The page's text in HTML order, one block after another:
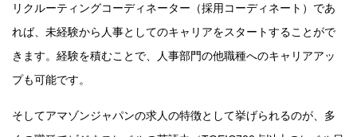
リクルーティングコーディネーター（採用コーディネート）であ
れば、未経験から人事としてのキャリアをスタートすることがで
きます。経験を積むことで、人事部門の他職種へのキャリアアッ
プも可能です。
そしてアマゾンジャパンの求人の特徴として挙げられるのが、多